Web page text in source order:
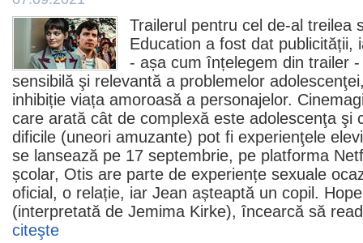
Trailerul pentru cel de-al treilea
Education a fost dat publicității,
- așa cum înțelegem din trailer
sensibilă şi relevantă a problemelor
inhibiție viața amoroasă a personajelor.
care arată cât de complexă este adolescenţa şi
dificile (uneori amuzante) pot fi experienţele
se lansează pe 17 septembrie, pe platforma
școlar, Otis are parte de experiențe sexuale
oficial, o relație, iar Jean așteaptă un copil.
(interpretată de Jemima Kirke), încearcă să
citeşte